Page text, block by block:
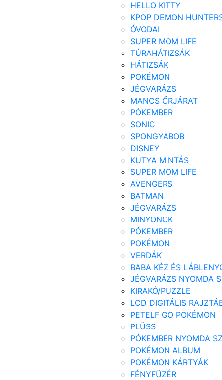
HELLO KITTY
KPOP DEMON
ÓVODAI
SUPER MOM LIFE
TÚRAHÁTIZSÁK
HÁTIZSÁK
POKÉMON
JÉGVARÁZS
MANCS ŐRJÁRAT
PÓKEMBER
SONIC
SPONGYABOB
DISNEY
KUTYA MINTÁS
SUPER MOM LIFE
AVENGERS
BATMAN
JÉGVARÁZS
MINYONOK
PÓKEMBER
POKÉMON
VERDÁK
BABA KÉZ ÉS
JÉGVARÁZS NYOMDA
KIRAKÓ/PUZZLE
LCD DIGITÁLIS
PETELF GO POKÉMON
PLÜSS
PÓKEMBER NYOMDA
POKÉMON ALBUM
POKÉMON KÁRTYÁK
FÉNYFÜZÉR